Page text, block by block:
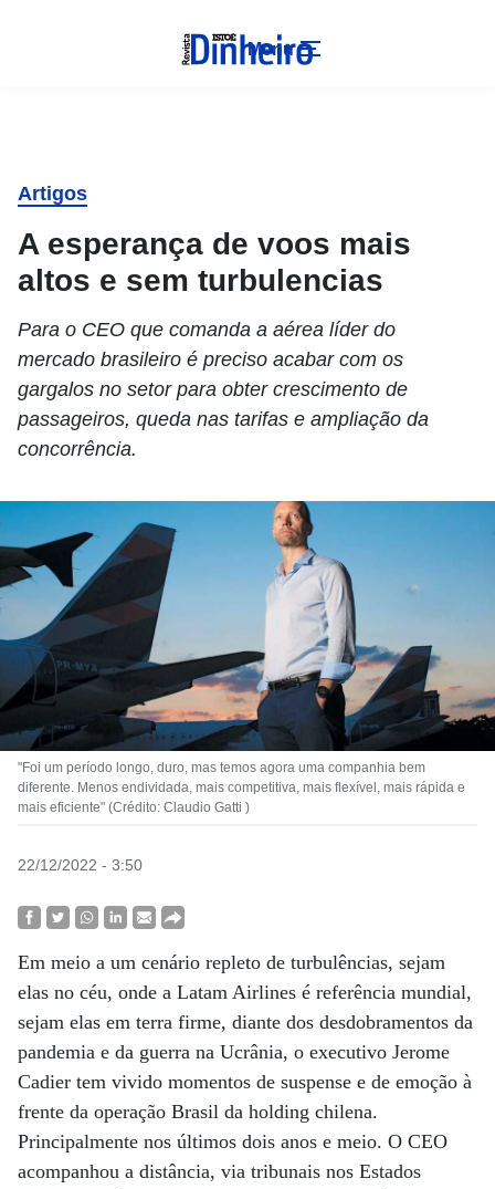
Menu
Artigos
A esperança de voos mais
altos e sem turbulencias
Para o CEO que comanda a aérea líder do
mercado brasileiro é preciso acabar com os
gargalos no setor para obter crescimento de
passageiros, queda nas tarifas e ampliação da
concorrência.
"Foi um período longo, duro, mas temos agora uma companhia bem
diferente. Menos endividada, mais competitiva, mais flexível, mais rápida e
mais eficiente" (Crédito: Claudio Gatti )
22/12/2022 - 3:50
Em meio a um cenário repleto de turbulências, sejam
elas no céu, onde a Latam Airlines é referência mundial,
sejam elas em terra firme, diante dos desdobramentos da
pandemia e da guerra na Ucrânia, o executivo Jerome
Cadier tem vivido momentos de suspense e de emoção à
frente da operação Brasil da holding chilena.
Principalmente nos últimos dois anos e meio. O CEO
acompanhou a distância, via tribunais nos Estados